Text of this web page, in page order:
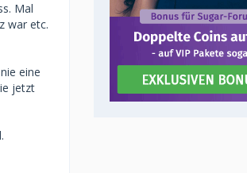
Mal
war etc.
eine
jetzt